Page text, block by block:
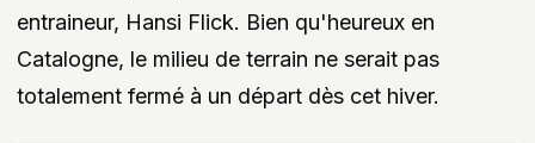
entraineur, Hansi Flick. Bien qu'heureux en
Catalogne, le milieu de terrain ne serait pas
totalement fermé à un départ dès cet hiver.